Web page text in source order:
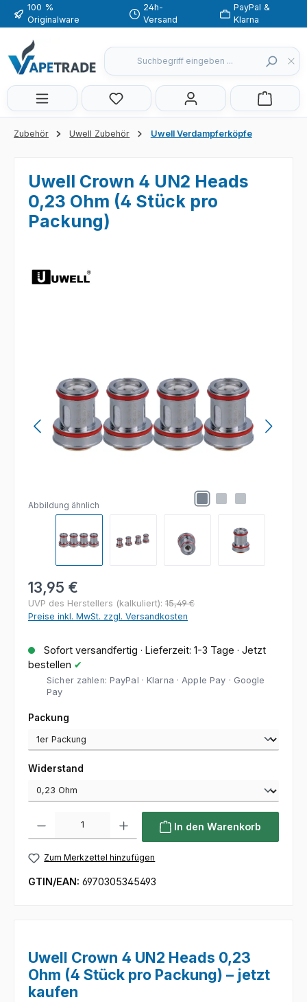
Zum Hauptinhalt springen
100 %
Originalware
24h-
Versand
PayPal &
Klarna
Du hast 0 Produkte auf dem
Zubehör Uwell Zubehör Uwell Verdampferköpfe
Uwell Crown 4 UN2 Heads
0,23 Ohm (4 Stück pro
Packung)
Abbildung ähnlich
Regulärer Preis:
13,95 €
UVP des Herstellers (kalkuliert): 15,49 €
Preise inkl. MwSt. zzgl. Versandkosten
Sofort versandfertig · Lieferzeit: 1-3 Tage · Jetzt
bestellen ✔
Sicher zahlen: PayPal · Klarna · Apple Pay · Google
Pay
Packung
Widerstand
In den Warenkorb
Zum Merkzettel hinzufügen
GTIN/EAN: 6970305345493
Uwell Crown 4 UN2 Heads 0,23
Ohm (4 Stück pro Packung) – jetzt
kaufen